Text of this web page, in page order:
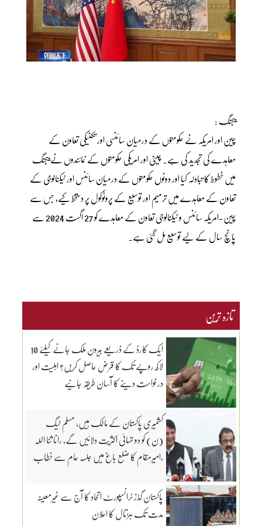
بیجنگ :
چین اور امریکہ نے حکومتوں کے درمیان سائنسی اور تکنیکی تعاون کے
معاہدے کی تجدید کی ہے۔ چینی اور امریکی حکومتوں کے نمائندوں نے بیجنگ
میں خطوط کا تبادلہ کیا اور دونوں حکومتوں کے درمیان سائنس اور ٹیکنالوجی کے
تعاون کے معاہدے میں ترمیم اور توسیع کے پروٹوکول پر دستخط کیے، جس سے
چین-امریکہ سائنس و ٹیکنالوجی تعاون کے معاہدے کو 27 اگست 2024 سے
پانچ سال کے لیے توسیع مل گئی ہے۔
تازہ ترین
ایک کارڈ کے ذریعے بیرونِ ملک جانے کیلئے 10
لاکھ روپے تک کا قرض حاصل کریں؟ اہلیت اور
درخواست دینے کا آسان طریقہ جانیے
کشمیری پاکستان کے مالک ہیں، مسلم لیگ
(ن) کو دو تہائی اکثریت دلائیں گے، رانا ثنا اللہ
،امیرمقام کا ضلع باغ میں جلسہ عام سے خطاب
پاکستان گڈز ٹرانسپورٹ اتحاد کا آج سے غیرمعینہ
مدت تک ہڑتال کا اعلان